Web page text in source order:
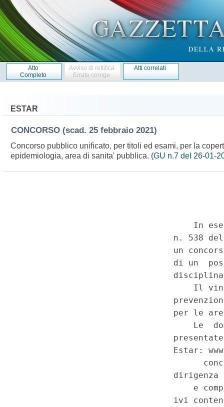
Atto
Completo
Avviso di rettifica
Errata corrige
Atti correlati
ESTAR
CONCORSO (scad. 25 febbraio 2021)
Concorso pubblico unificato, per titoli ed esami, per la
epidemiologia, area di sanita' pubblica. (GU n.7 del 26-01-